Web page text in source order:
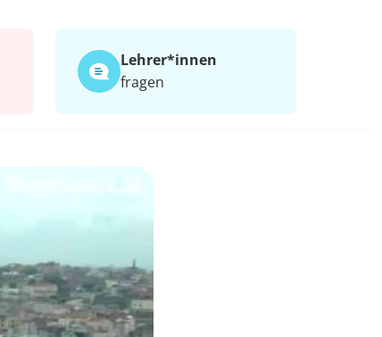
Lehrer*​innen
fragen